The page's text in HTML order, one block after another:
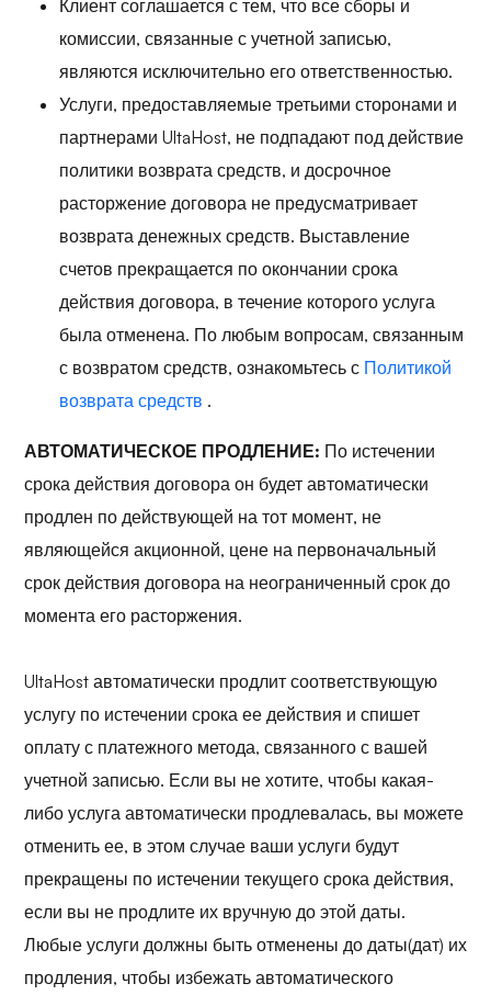
Клиент соглашается с тем, что все сборы и
комиссии, связанные с учетной записью,
являются исключительно его ответственностью.
Услуги, предоставляемые третьими сторонами и
партнерами UltaHost, не подпадают под действие
политики возврата средств, и досрочное
расторжение договора не предусматривает
возврата денежных средств. Выставление
счетов прекращается по окончании срока
действия договора, в течение которого услуга
была отменена. По любым вопросам, связанным
с возвратом средств, ознакомьтесь с Политикой
возврата средств .
АВТОМАТИЧЕСКОЕ ПРОДЛЕНИЕ: По истечении
срока действия договора он будет автоматически
продлен по действующей на тот момент, не
являющейся акционной, цене на первоначальный
срок действия договора на неограниченный срок до
момента его расторжения.
UltaHost автоматически продлит соответствующую
услугу по истечении срока ее действия и спишет
оплату с платежного метода, связанного с вашей
учетной записью. Если вы не хотите, чтобы какая-
либо услуга автоматически продлевалась, вы можете
отменить ее, в этом случае ваши услуги будут
прекращены по истечении текущего срока действия,
если вы не продлите их вручную до этой даты.
Любые услуги должны быть отменены до даты(дат) их
продления, чтобы избежать автоматического